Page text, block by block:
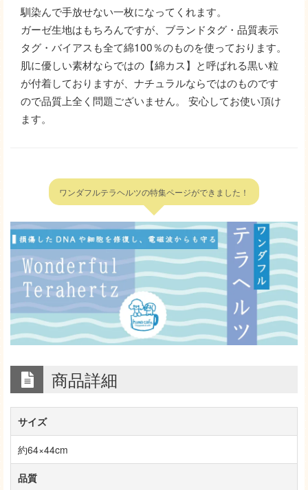
馴染んで手放せない一枚になってくれます。
ガーゼ生地はもちろんですが、ブランドタグ・品質表示
タグ・バイアスも全て綿100％のものを使っております。
肌に優しい素材ならではの【綿カス】と呼ばれる黒い粒
が付着しておりますが、ナチュラルならではのものです
ので品質上全く問題ございません。 安心してお使い頂け
ます。
ワンダフルテラヘルツの特集ページができました！
商品詳細
サイズ
約64×44cm
品質